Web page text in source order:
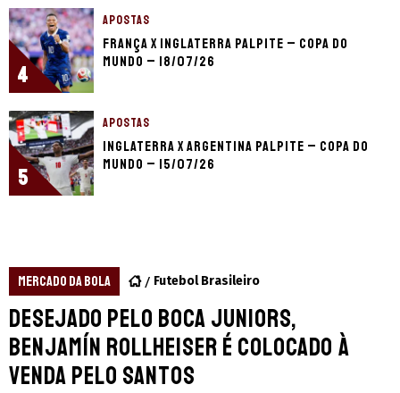
4
APOSTAS
França x Inglaterra palpite – Copa do
Mundo – 18/07/26
5
APOSTAS
Inglaterra x Argentina palpite – Copa do
Mundo – 15/07/26
MERCADO DA BOLA Futebol Brasileiro
Desejado pelo Boca Juniors,
Benjamín Rollheiser é colocado à
venda pelo Santos